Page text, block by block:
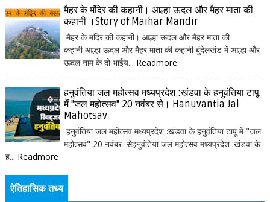
मैहर के मंदिर की कहानी। आल्हा ऊदल और मैहर माता की
कहानी ।Story of Maihar Mandir
मैहर के मंदिर की कहानी। आल्हा ऊदल और मैहर माता की
कहानी आल्हा ऊदल और मैहर माता की कहानी बुंदेलखंड में आल्हा और
ऊदल नाम के दो भाईय... Readmore
हनुवंतिया जल महोत्सव मध्यप्रदेश :खंडवा के हनुवंतिया टापू
में "जल महोत्सव" 20 नवंबर से। Hanuvantia Jal
Mahotsav
हनुवंतिया जल महोत्सव मध्यप्रदेश :खंडवा के हनुवंतिया टापू में "जल
महोत्सव" 20 नवंबर सेहनुवंतिया जल महोत्सव मध्यप्रदेश :खंडवा के
ह... Readmore
ऐतिहासिक तथ्य